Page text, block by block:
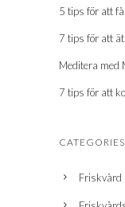
5 tips för att
7 tips för att
Meditera med
7 tips för att
CATEGORIES
Friskvård